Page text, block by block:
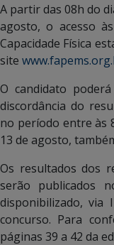
A partir das 08h do
agosto, o acesso
Capacidade Física
site
O candidato
discordância do
no período entre às
13 de agosto,
Os resultados dos
serão publicados
disponibilizado, via
concurso. Para
páginas 39 a 42 da